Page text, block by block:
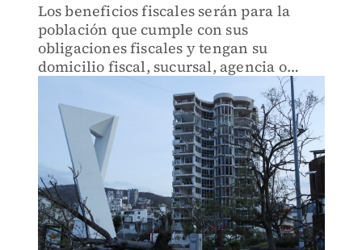
Los beneficios fiscales serán para la
población que cumple con sus
obligaciones fiscales y tengan su
domicilio fiscal, sucursal, agencia o
cualquier otro establecimiento en las
zonas afectadas.